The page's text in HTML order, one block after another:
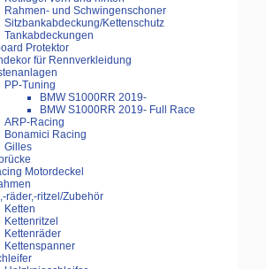
Rahmen- und Schwingenschoner
Sitzbankabdeckung/Kettenschutz
Tankabdeckungen
Protektor
für Rennverkleidung
PP-Tuning
BMW S1000RR 2019-
BMW S1000RR 2019- Full Race
ARP-Racing
Bonamici Racing
Gilles
Motordeckel
räder,-ritzel/Zubehör
Ketten
Kettenritzel
Kettenräder
Kettenspanner